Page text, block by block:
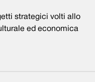
strategici volti allo
ed economica